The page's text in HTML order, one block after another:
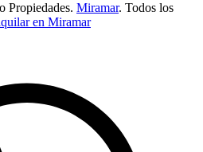
Propiedades. Miramar. Todos los
en Miramar